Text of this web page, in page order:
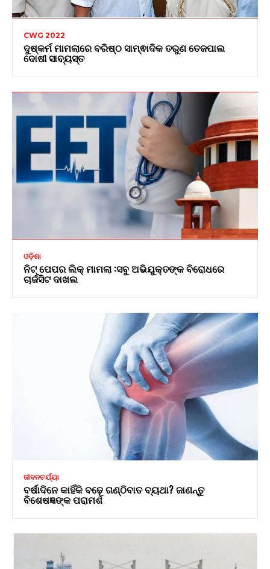
CWG 2022
ଦୁଷ୍କର୍ମ ମାମଲାରେ ବରିଷ୍ଠ ସାମ୍ଵାଦିକ ତରୁଣ ତେଜପାଲ
ଦୋଷୀ ସାବ୍ୟସ୍ତ
ଓଡ଼ିଶା
ନିଟ୍ ପେପର ଲିକ୍ ମାମଲା :ସବୁ ଅଭିଯୁକ୍ତଙ୍କ ବିରୋଧରେ
ଚାର୍ଜସିଟ ଦାଖଲ
ଜୀବନଚର୍ଯ୍ୟା
ବର୍ଷାଦିନେ କାହିଁକି ବଢ଼େ ଗଣ୍ଠିବାତ ବ୍ୟଥା? ଜାଣନ୍ତୁ
ବିଶେଷଜ୍ଞଙ୍କ ପରାମର୍ଶ